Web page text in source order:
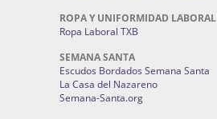
ROPA Y UNIFORMIDAD LABORAL
Ropa Laboral TXB
SEMANA SANTA
Escudos Bordados Semana Santa
La Casa del Nazareno
Semana-Santa.org